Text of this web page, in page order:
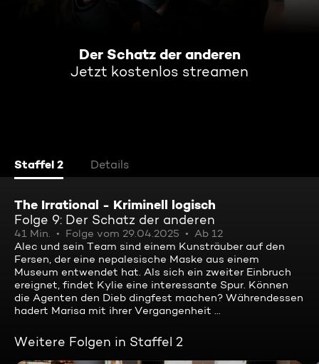
Der Schatz der anderen
Jetzt kostenlos streamen
Staffel 2 Details
The Irrational - Kriminell logisch
Folge 9: Der Schatz der anderen
41 Min. Folge vom 29.04.2025
Ab 12
Alec und sein Team sind einem Kunsträuber auf den
Fersen, der eine nepalesische Maske aus einem
Museum entwendet hat. Als sich ein zweiter Einbruch
ereignet, findet Kylie eine interessante Spur. Können
die Agenten den Dieb dingfest machen? Währendessen
hadert Marisa mit ihrer Vergangenheit ...
Weitere Folgen in Staffel 2